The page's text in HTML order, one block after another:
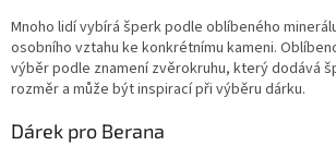
Mnoho lidí vybírá šperk podle oblíbeného
osobního vztahu ke konkrétnímu kameni.
výběr podle znamení zvěrokruhu, který dodává
rozměr a může být inspirací při výběru dárku.
Dárek pro Berana